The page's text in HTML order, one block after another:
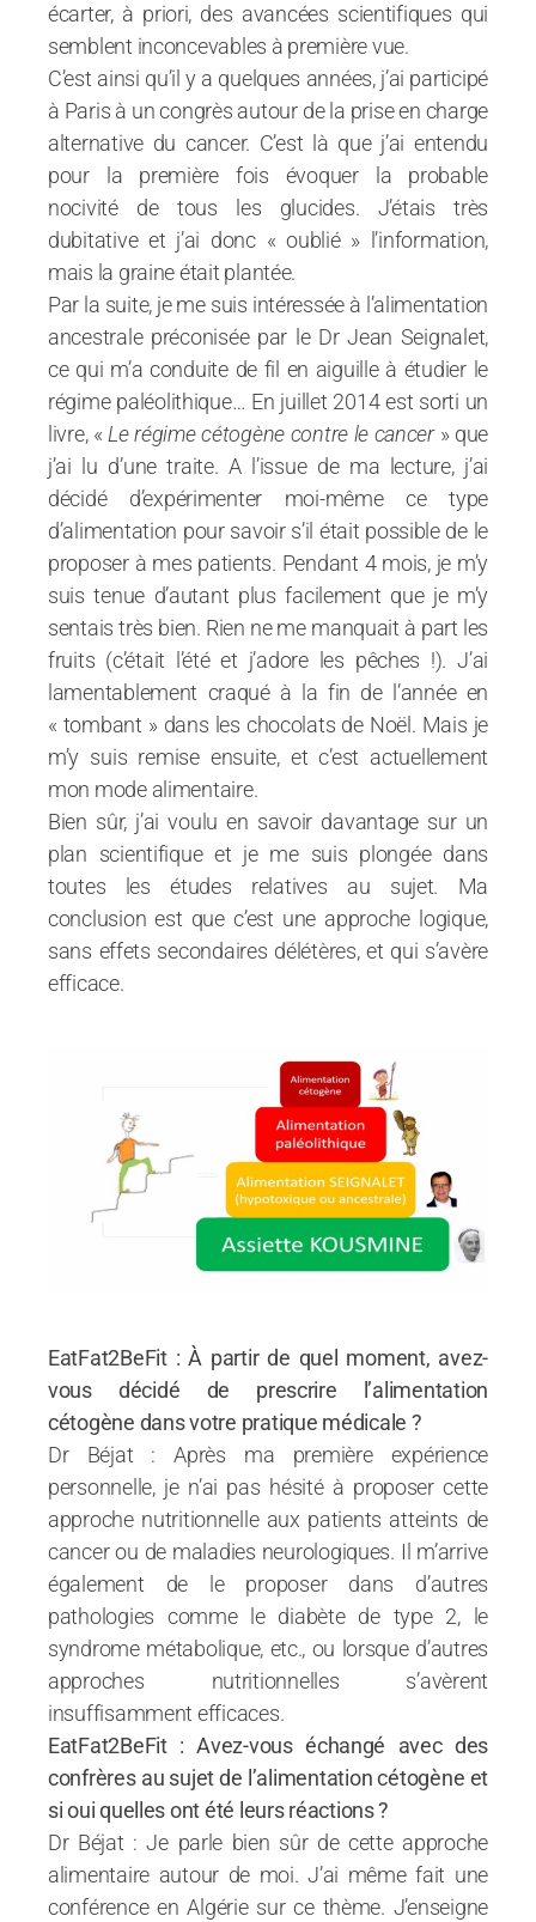
écarter, à priori, des avancées scientifiques qui
semblent inconcevables à première vue.
C’est ainsi qu’il y a quelques années, j’ai participé
à Paris à un congrès autour de la prise en charge
alternative du cancer. C’est là que j’ai entendu
pour la première fois évoquer la probable
nocivité de tous les glucides. J’étais très
dubitative et j’ai donc « oublié » l’information,
mais la graine était plantée.
Par la suite, je me suis intéressée à l’alimentation
ancestrale préconisée par le Dr Jean Seignalet,
ce qui m’a conduite de fil en aiguille à étudier le
régime paléolithique… En juillet 2014 est sorti un
livre, « Le régime cétogène contre le cancer » que
j’ai lu d’une traite. A l’issue de ma lecture, j’ai
décidé d’expérimenter moi-même ce type
d’alimentation pour savoir s’il était possible de le
proposer à mes patients. Pendant 4 mois, je m’y
suis tenue d’autant plus facilement que je m’y
sentais très bien. Rien ne me manquait à part les
fruits (c’était l’été et j’adore les pêches !). J’ai
lamentablement craqué à la fin de l’année en
« tombant » dans les chocolats de Noël. Mais je
m’y suis remise ensuite, et c’est actuellement
mon mode alimentaire.
Bien sûr, j’ai voulu en savoir davantage sur un
plan scientifique et je me suis plongée dans
toutes les études relatives au sujet. Ma
conclusion est que c’est une approche logique,
sans effets secondaires délétères, et qui s’avère
efficace.
EatFat2BeFit : À partir de quel moment, avez-
vous décidé de prescrire l’alimentation
cétogène dans votre pratique médicale ?
Dr Béjat : Après ma première expérience
personnelle, je n’ai pas hésité à proposer cette
approche nutritionnelle aux patients atteints de
cancer ou de maladies neurologiques. Il m’arrive
également de le proposer dans d’autres
pathologies comme le diabète de type 2, le
syndrome métabolique, etc., ou lorsque d’autres
approches nutritionnelles s’avèrent
insuffisamment efficaces.
EatFat2BeFit : Avez-vous échangé avec des
confrères au sujet de l’alimentation cétogène et
si oui quelles ont été leurs réactions ?
Dr Béjat : Je parle bien sûr de cette approche
alimentaire autour de moi. J’ai même fait une
conférence en Algérie sur ce thème. J’enseigne